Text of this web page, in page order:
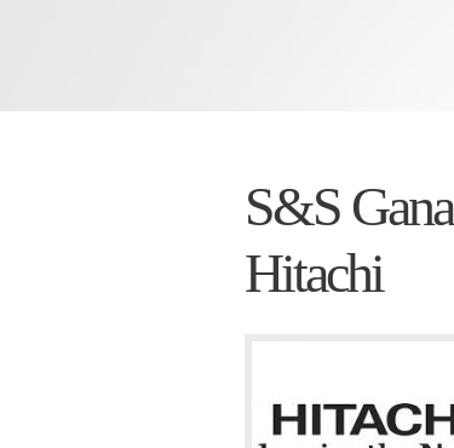
S&S
Hitachi